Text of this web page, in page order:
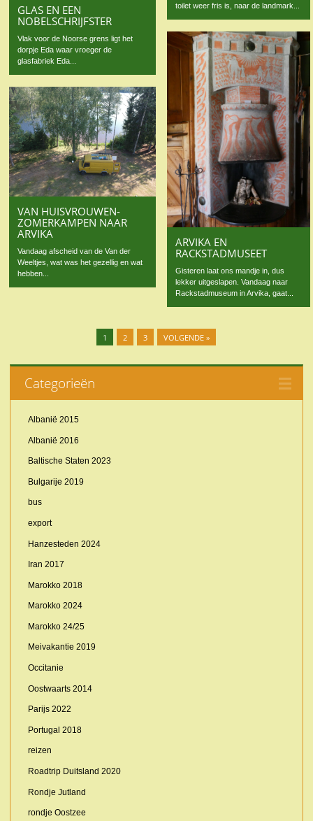
toilet weer fris is, naar de landmark...
GLAS EN EEN
NOBELSCHRIJFSTER
Vlak voor de Noorse grens ligt het
dorpje Eda waar vroeger de
glasfabriek Eda...
ARVIKA EN
RACKSTADMUSEET
Gisteren laat ons mandje in, dus
lekker uitgeslapen. Vandaag naar
Rackstadmuseum in Arvika, gaat...
VAN HUISVROUWEN-
ZOMERKAMPEN NAAR
ARVIKA
Vandaag afscheid van de Van der
Weeltjes, wat was het gezellig en wat
hebben...
1 2 3 VOLGENDE »
Categorieën
Albanië 2015
Albanië 2016
Baltische Staten 2023
Bulgarije 2019
bus
export
Hanzesteden 2024
Iran 2017
Marokko 2018
Marokko 2024
Marokko 24/25
Meivakantie 2019
Occitanie
Oostwaarts 2014
Parijs 2022
Portugal 2018
reizen
Roadtrip Duitsland 2020
Rondje Jutland
rondje Oostzee